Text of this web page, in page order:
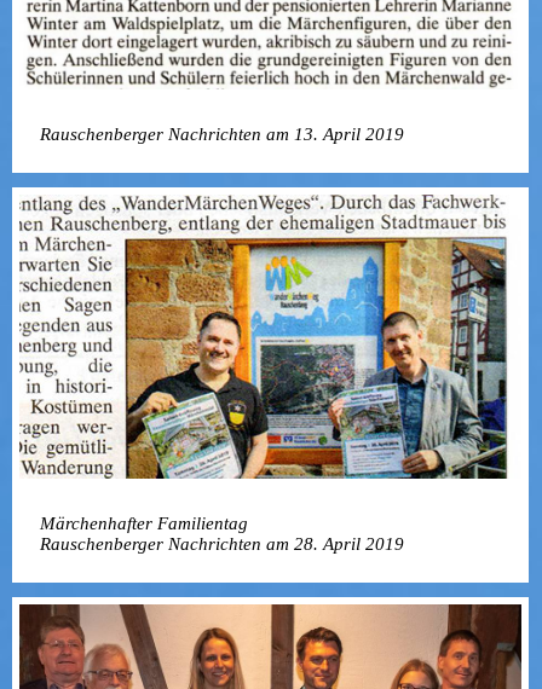
Rauschenberger Nachrichten am 13. April 2019
Märchenhafter Familientag
Rauschenberger Nachrichten am 28. April 2019